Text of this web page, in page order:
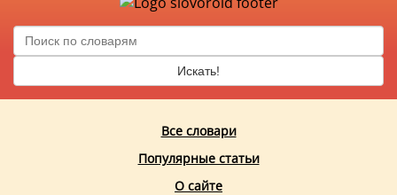
Искать!
Все словари
Популярные статьи
О сайте